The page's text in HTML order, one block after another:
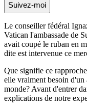
Suivez-moi
Le conseiller fédéral
Vatican l'ambassade de
avait coupé le ruban en
dite est intervenue ce
Que signifie ce
elle vraiment besoin d'un
monde? Avant d'entrer
explications de notre